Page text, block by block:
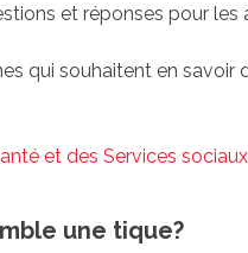
et réponses pour les
qui souhaitent en
et des Services
une tique?